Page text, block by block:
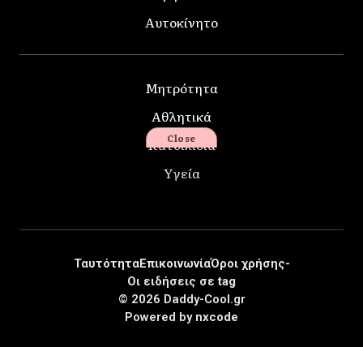
Αυτοκίνητο
Μητρότητα
Αθλητικά
Κατοικίδια
Υγεία
© 2026 Daddy-Cool.gr
ΤαυτότηταΕπικοινωνίαΌροι χρήσης-
Οι ειδήσεις σε tag
Powered by nxcode
Close